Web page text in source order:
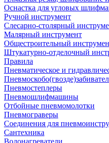
Оснастка для угловых
Ручной инструмент
Слесарно-столярный
Малярный инструмент
Общестроительный
Штукатурно-отделочный
Правила
Пневматическое и
Пневмостеплеры
Пневмошлифмашины
Отбойные пневмомолотки
Пневмограверы
Соединения для
Сантехника
Водонагреватели